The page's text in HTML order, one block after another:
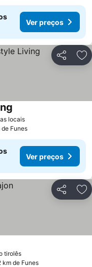
Ver preços
Partilhar
locaisVer preços
de Funes
Ver preços
Partilhar
tirolêsVer preços
km de Funes